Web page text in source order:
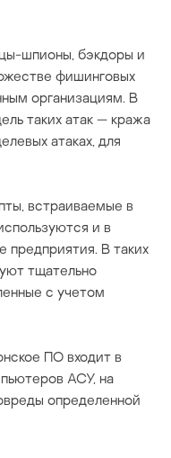
шпионы, бэкдоры и
фишинговых
организациям. В
таких атак — кража
атаках, для
встраиваемые в
и в
предприятия. В таких
тщательно
с учетом
ПО входит в
АСУ, на
определенной